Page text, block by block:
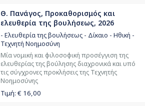
Θ. Πανάγος, Προκαθορισμός και
ελευθερία της βουλήσεως, 2026
- Ελευθερία της βουλήσεως - Δίκαιο - Ηθική -
Τεχνητή Νοημοσύνη
Μία νομική και φιλοσοφική προσέγγιση της
ελευθερίας της βούλησης διαχρονικά και υπό
τις σύγχρονες προκλήσεις της Τεχνητής
Νοημοσύνης
Τιμή: € 16,00